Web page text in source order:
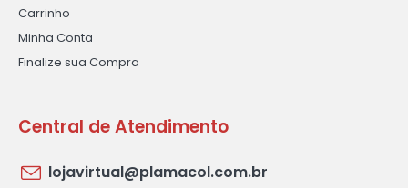
Carrinho
Minha Conta
Finalize sua Compra
Central de Atendimento
lojavirtual@plamacol.com.br